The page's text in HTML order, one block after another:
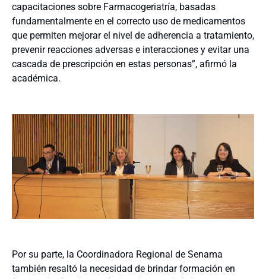
capacitaciones sobre Farmacogeriatría, basadas
fundamentalmente en el correcto uso de medicamentos
que permiten mejorar el nivel de adherencia a tratamiento,
prevenir reacciones adversas e interacciones y evitar una
cascada de prescripción en estas personas”, afirmó la
académica.
Por su parte, la Coordinadora Regional de Senama
también resaltó la necesidad de brindar formación en